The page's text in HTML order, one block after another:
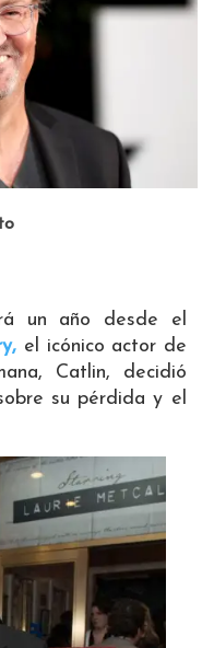
un año desde el
el icónico actor de
Catlin, decidió
su pérdida y el